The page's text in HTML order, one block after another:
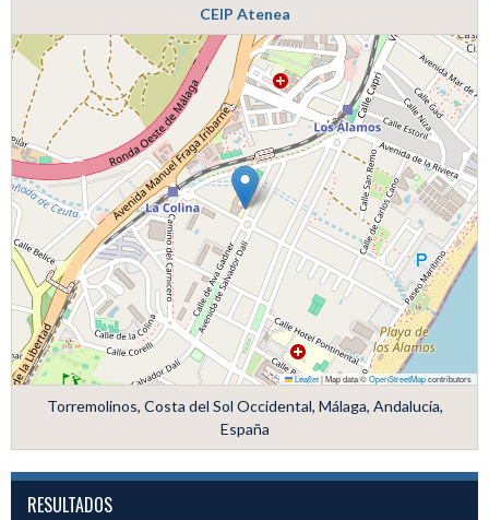
CEIP Atenea
Leaflet|Map data ©OpenStreetMapcontributors
Torremolinos, Costa del Sol Occidental, Málaga, Andalucía,
España
RESULTADOS